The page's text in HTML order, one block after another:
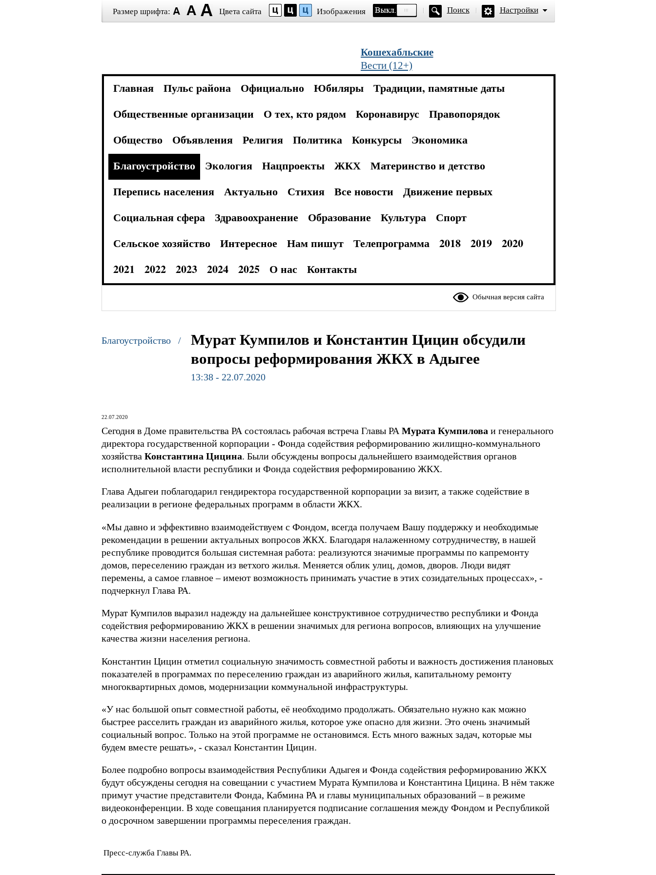
Размер шрифта: Цвета сайта Изображения Поиск Настройки
Кошехабльские
Вести (12+)
Главная Пульс района Официально Юбиляры
Традиции, памятные даты
Общественные организации
О тех, кто рядом Коронавирус
Правопорядок
Общество
Объявления Религия Политика Конкурсы
Экономика
Благоустройство
Экология Нацпроекты ЖКХ
Материнство и детство
Перепись населения
Актуально Стихия Все новости
Движение первых
Социальная сфера
Здравоохранение Образование Культура
Спорт
Сельское хозяйство
Интересное Нам пишут Телепрограмма 2018 2019
2020
2021
2022 2023 2024 2025 О нас Контакты
Обычная версия сайта
Благоустройство /
Мурат Кумпилов и Константин Цицин обсудили
вопросы реформирования ЖКХ в Адыгее
13:38 - 22.07.2020
22.07.2020
Сегодня в Доме правительства РА состоялась рабочая встреча Главы РА Мурата Кумпилова и генерального
директора государственной корпорации - Фонда содействия реформированию жилищно-коммунального
хозяйства Константина Цицина. Были обсуждены вопросы дальнейшего взаимодействия органов
исполнительной власти республики и Фонда содействия реформированию ЖКХ.
Глава Адыгеи поблагодарил гендиректора государственной корпорации за визит, а также содействие в
реализации в регионе федеральных программ в области ЖКХ.
«Мы давно и эффективно взаимодействуем с Фондом, всегда получаем Вашу поддержку и необходимые
рекомендации в решении актуальных вопросов ЖКХ. Благодаря налаженному сотрудничеству, в нашей
республике проводится большая системная работа: реализуются значимые программы по капремонту
домов, переселению граждан из ветхого жилья. Меняется облик улиц, домов, дворов. Люди видят
перемены, а самое главное – имеют возможность принимать участие в этих созидательных процессах», -
подчеркнул Глава РА.
Мурат Кумпилов выразил надежду на дальнейшее конструктивное сотрудничество республики и Фонда
содействия реформированию ЖКХ в решении значимых для региона вопросов, влияющих на улучшение
качества жизни населения региона.
Константин Цицин отметил социальную значимость совместной работы и важность достижения плановых
показателей в программах по переселению граждан из аварийного жилья, капитальному ремонту
многоквартирных домов, модернизации коммунальной инфраструктуры.
«У нас большой опыт совместной работы, её необходимо продолжать. Обязательно нужно как можно
быстрее расселить граждан из аварийного жилья, которое уже опасно для жизни. Это очень значимый
социальный вопрос. Только на этой программе не остановимся. Есть много важных задач, которые мы
будем вместе решать», - сказал Константин Цицин.
Более подробно вопросы взаимодействия Республики Адыгея и Фонда содействия реформированию ЖКХ
будут обсуждены сегодня на совещании с участием Мурата Кумпилова и Константина Цицина. В нём также
примут участие представители Фонда, Кабмина РА и главы муниципальных образований – в режиме
видеоконференции. В ходе совещания планируется подписание соглашения между Фондом и Республикой
о досрочном завершении программы переселения граждан.
Пресс-служба Главы РА.